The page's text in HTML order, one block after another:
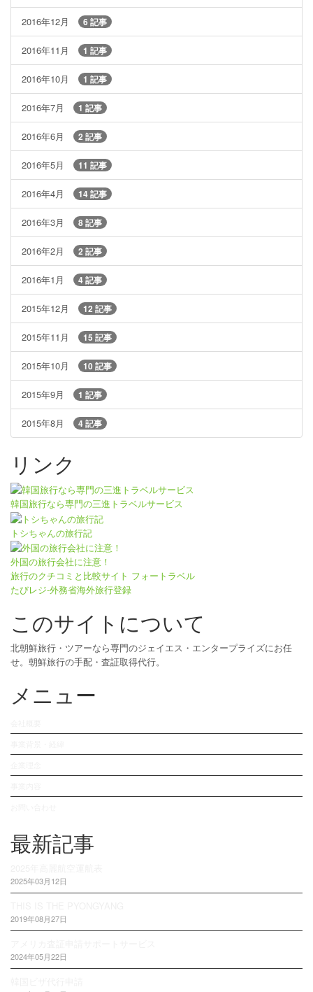
2016年12月 6 記事
2016年11月 1 記事
2016年10月 1 記事
2016年7月 1 記事
2016年6月 2 記事
2016年5月 11 記事
2016年4月 14 記事
2016年3月 8 記事
2016年2月 2 記事
2016年1月 4 記事
2015年12月 12 記事
2015年11月 15 記事
2015年10月 10 記事
2015年9月 1 記事
2015年8月 4 記事
リンク
韓国旅行なら専門の三進トラベルサービス
トシちゃんの旅行記
外国の旅行会社に注意！
旅行のクチコミと比較サイト フォートラベル
たびレジ-外務省海外旅行登録
このサイトについて
北朝鮮旅行・ツアーなら専門のジェイエス・エンタープライズにお任
せ。朝鮮旅行の手配・査証取得代行。
メニュー
最新記事
2025年03月12日
2019年08月27日
2024年05月22日